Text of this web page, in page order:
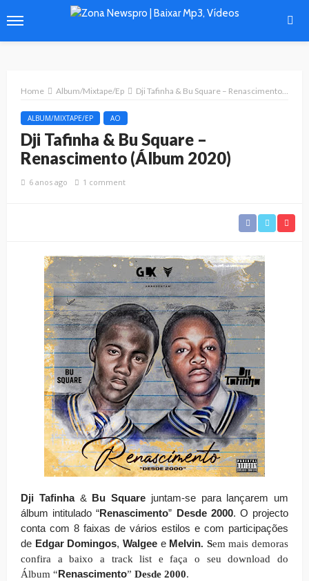
Home Album/Mixtape/Ep Dji Tafinha & Bu Square – Renascimento (Álbum 2020)
ALBUM/MIXTAPE/EP AO
Dji Tafinha & Bu Square –
Renascimento (Álbum 2020)
6 anos ago 1 comment
Dji Tafinha& Bu Square juntam-se para lançarem um
álbum intitulado “Renascimento” Desde 2000. O projecto
conta com 8 faixas de vários estilos e com participações
de Edgar Domingos, Walgeee Melvin. Sem mais demoras
confira a baixo a track list e faça o seu download do
Álbum “Renascimento” Desde 2000.